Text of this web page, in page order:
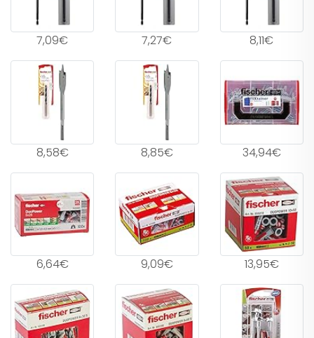
7,09€ 7,27€ 8,11€
8,58€ 8,85€ 34,94€
6,64€ 9,09€ 13,95€